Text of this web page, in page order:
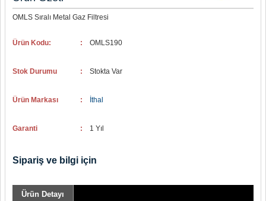
OMLS Sıralı Metal Gaz Filtresi
Ürün Kodu: : OMLS190
Stok Durumu : Stokta Var
Ürün Markası : İthal
Garanti : 1 Yıl
Sipariş ve bilgi için
Ürün Detayı